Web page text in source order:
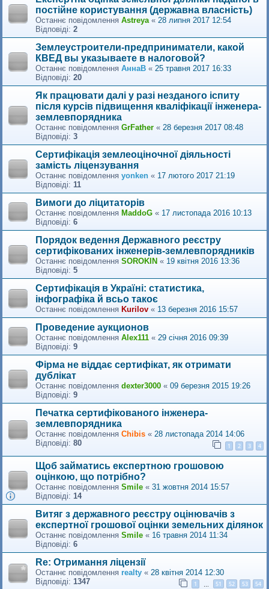
постійне користування (державна власність)
Останнє повідомлення Astreya« 28 липня 2017 12:54
Відповіді: 2
Землеустроители-предприниматели, какой
КВЕД вы указываете в налоговой?
Останнє повідомлення АннаВ « 25 травня 2017 16:33
Відповіді: 20
Як працювати далі у разі незданого іспиту
після курсів підвищення кваліфікації інженера-
землевпорядника
Останнє повідомлення GrFather « 28 березня 2017 08:48
Відповіді: 3
Сертифікація землеоціночної діяльності
замість ліцензування
Останнє повідомлення yonken « 17 лютого 2017 21:19
Відповіді: 11
Вимоги до ліцитаторів
Останнє повідомлення MaddoG « 17 листопада 2016 10:13
Відповіді: 6
Порядок ведення Державного реєстру
сертифікованих інженерів-землевпорядників
Останнє повідомлення SOROKIN « 19 квітня 2016 13:36
Відповіді: 5
Сертифікація в Україні: статистика,
інфографіка й всьо такоє
Останнє повідомлення Kurilov « 13 березня 2016 15:57
Проведение аукционов
Останнє повідомлення Alex111 « 29 січня 2016 09:39
Відповіді: 9
Фірма не віддає сертифікат, як отримати
дублікат
Останнє повідомлення dexter3000 « 09 березня 2015 19:26
Відповіді: 9
Печатка сертифікованого інженера-
землевпорядника
Останнє повідомлення Сhibis « 28 листопада 2014 14:06
Відповіді: 80 1 2 3 4
Щоб займатись експертною грошовою
оцінкою, що потрібно?
Останнє повідомлення Smile « 31 жовтня 2014 15:57
Відповіді: 14
Витяг з державного реєстру оцінювачів з
експертної грошової оцінки земельних ділянок
Останнє повідомлення Smile « 16 травня 2014 11:34
Відповіді: 6
Re: Отримання ліцензії
Останнє повідомлення realty « 28 квітня 2014 12:30
Відповіді: 1347 1 51 52 53 54